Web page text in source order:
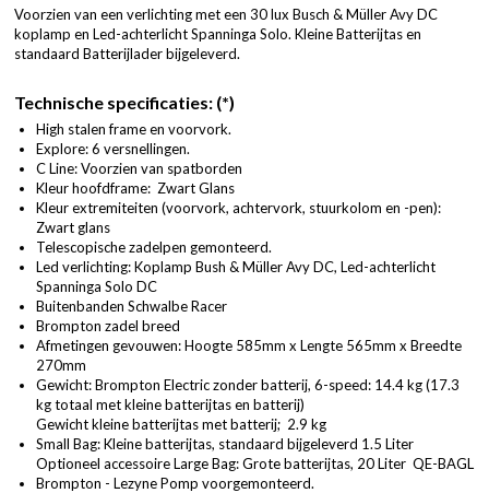
Voorzien van een verlichting met een 30 lux Busch & Müller Avy DC
koplamp en Led-achterlicht Spanninga Solo. Kleine Batterijtas en
standaard Batterijlader bijgeleverd.
Technische specificaties: (*)
High stalen frame en voorvork.
Explore: 6 versnellingen.
C Line: Voorzien van spatborden
Kleur hoofdframe: Zwart Glans
Kleur extremiteiten (voorvork, achtervork, stuurkolom en -pen):
Zwart glans
Telescopische zadelpen gemonteerd.
Led verlichting: Koplamp Bush & Müller Avy DC, Led-achterlicht
Spanninga Solo DC
Buitenbanden Schwalbe Racer
Brompton zadel breed
Afmetingen gevouwen: Hoogte 585mm x Lengte 565mm x Breedte
270mm
Gewicht: Brompton Electric zonder batterij, 6-speed: 14.4 kg (17.3
kg totaal met kleine batterijtas en batterij)
Gewicht kleine batterijtas met batterij; 2.9 kg
Small Bag: Kleine batterijtas, standaard bijgeleverd 1.5 Liter
Optioneel accessoire Large Bag: Grote batterijtas, 20 Liter QE-BAGL
Brompton - Lezyne Pomp voorgemonteerd.